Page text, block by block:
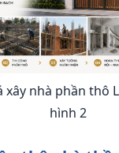
xây nhà phần thô
hình 2